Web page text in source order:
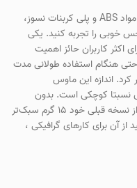
موس وایرلس شیائومی XMWXSB02YM از مواد ABS و پلی کربنات نسوز،
خوبی را تجربه کنید. یکی
کاربران حائز اهمیت
هنگام استفاده طولانی مدت
کرد. اندازه این ماوس
که ماوس نسبتا کوچکی است. بدون
باتری، وزن ماوس 45 گرم است. این موس از نسخه قبلی خود 15 گرم سبک‌تر
آن برای کارهای گرافیکی ،